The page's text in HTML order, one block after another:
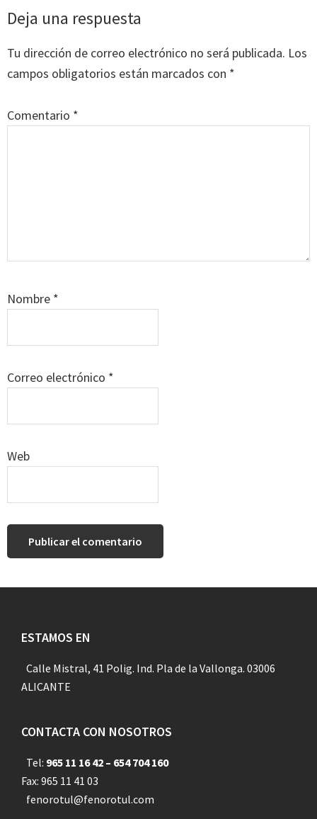
Interacciones
con
los
lectores
Deja una respuesta
Tu dirección de correo electrónico no será publicada. Los
campos obligatorios están marcados con *
Comentario *
Nombre *
Correo electrónico *
Web
Footer
ESTAMOS EN
Calle Mistral, 41 Polig. Ind. Pla de la Vallonga. 03006
ALICANTE
CONTACTA CON NOSOTROS
Tel: 965 11 16 42 – 654 704 160
Fax: 965 11 41 03
fenorotul@fenorotul.com